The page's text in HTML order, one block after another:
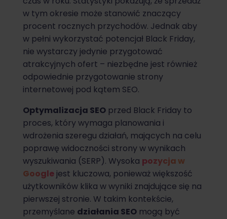
w tym okresie może stanowić znaczący
procent rocznych przychodów. Jednak aby
w pełni wykorzystać potencjał Black Friday,
nie wystarczy jedynie przygotować
atrakcyjnych ofert – niezbędne jest również
odpowiednie przygotowanie strony
internetowej pod kątem SEO.
Optymalizacja SEO przed Black Friday to
proces, który wymaga planowania i
wdrożenia szeregu działań, mających na celu
poprawę widoczności strony w wynikach
wyszukiwania (SERP). Wysoka pozycja w
Google jest kluczowa, ponieważ większość
użytkowników klika w wyniki znajdujące się na
pierwszej stronie. W takim kontekście,
przemyślane działania SEO mogą być